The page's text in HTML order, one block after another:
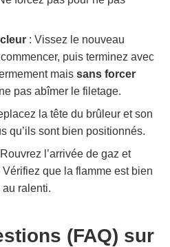
: Vissez le nouveau
puis terminez avec
mais sans forcer
pas abîmer le filetage.
la tête du brûleur et son
qu’ils sont bien positionnés.
l’arrivée de gaz et
que la flamme est bien
au ralenti.
(FAQ) sur